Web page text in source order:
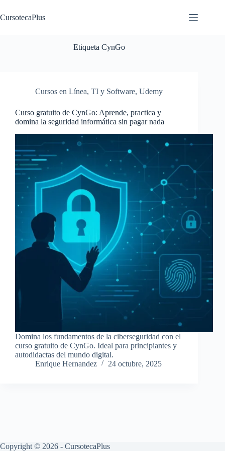
al
contenido
CursotecaPlus
Etiqueta CynGo
Cursos en Línea, TI y Software, Udemy
Curso gratuito de CynGo: Aprende, practica y
domina la seguridad informática sin pagar nada
Domina los fundamentos de la ciberseguridad con el
curso gratuito de CynGo. Ideal para principiantes y
autodidactas del mundo digital.
Enrique Hernandez
24 octubre, 2025
Copyright © 2026 - CursotecaPlus